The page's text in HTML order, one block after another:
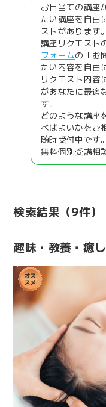
お目当ての講座
たい講座を自由
ストがあります。
講座リクエスト
フォームの「お
たい内容を自由
リクエスト内容
があなたに最適
す。
どのような講座
べばよいかをご
随時受付中です。
無料個別受講相
検索結果 （9件）
趣味・教養・癒し